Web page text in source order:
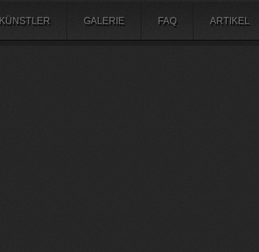
KÜNSTLER GALERIE FAQ ARTIKEL